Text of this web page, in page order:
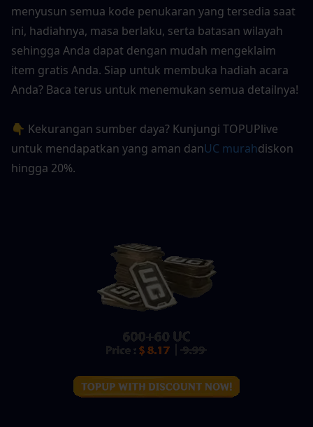
menyusun semua kode penukaran yang tersedia saat
ini, hadiahnya, masa berlaku, serta batasan wilayah
sehingga Anda dapat dengan mudah mengeklaim
item gratis Anda. Siap untuk membuka hadiah acara
Anda? Baca terus untuk menemukan semua detailnya!
👇 Kekurangan sumber daya? Kunjungi TOPUPlive
untuk mendapatkan yang aman danUC murahdiskon
hingga 20%.